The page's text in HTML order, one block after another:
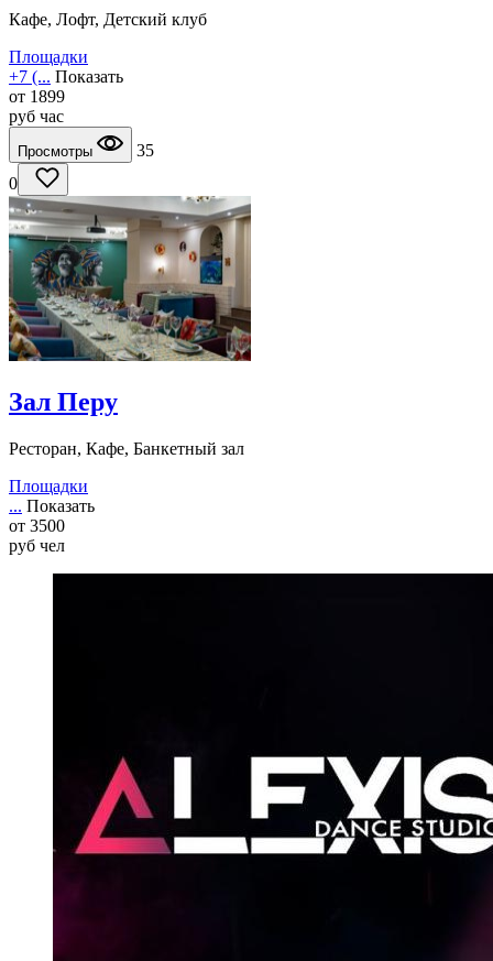
Кафе, Лофт, Детский клуб
Площадки
+7 (... Показать
от 1899
руб час
Просмотры
35
0
Зал Перу
Ресторан, Кафе, Банкетный зал
Площадки
... Показать
от 3500
руб чел